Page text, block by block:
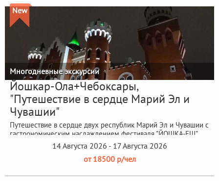
New
Многодневные экскурсии
Йошкар-Ола+Чебоксары,
"Путешествие в сердце Марий Эл и
Чувашии"
Путешествие в сердце двух республик Марий Эл и Чувашии с
гастрономическим наслаждением фестиваля "ЙОШКА-ЕШ"
14 Августа 2026 - 17 Августа 2026
от 18500 р/чел